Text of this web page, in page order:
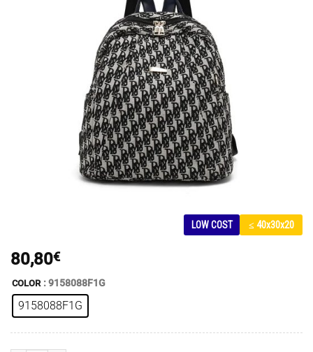
LOW COST ≤ 40x30x20
80,80€
COLOR : 9158088F1G
9158088F1G